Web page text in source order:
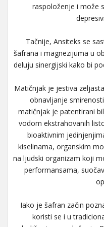
raspoloženje i može
Tačnije, Ansiteks se
šafrana i magnezijuma u
deluju sinergijski kako bi
Matičnjak je jestiva
obnavljanje
matičnjak je patentirani
vodom ekstrahovanih
bioaktivnim
kiselinama, organskim
na ljudski organizam koji
performansama,
Iako je šafran začin
koristi se i u